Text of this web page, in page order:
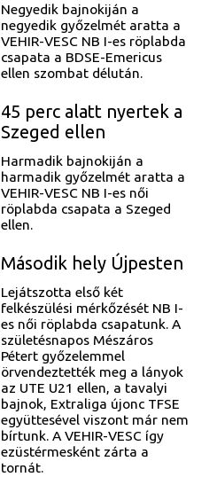
Negyedik bajnokiján a
negyedik győzelmét aratta a
VEHIR-VESC NB I-es röplabda
csapata a BDSE-Emericus
ellen szombat délután.
45 perc alatt nyertek a
Szeged ellen
Harmadik bajnokiján a
harmadik győzelmét aratta a
VEHIR-VESC NB I-es női
röplabda csapata a Szeged
ellen.
Második hely Újpesten
Lejátszotta első két
felkészülési mérkőzését NB I-
es női röplabda csapatunk. A
születésnapos Mészáros
Pétert győzelemmel
örvendeztették meg a lányok
az UTE U21 ellen, a tavalyi
bajnok, Extraliga újonc TFSE
együttesével viszont már nem
bírtunk. A VEHIR-VESC így
ezüstérmesként zárta a
tornát.